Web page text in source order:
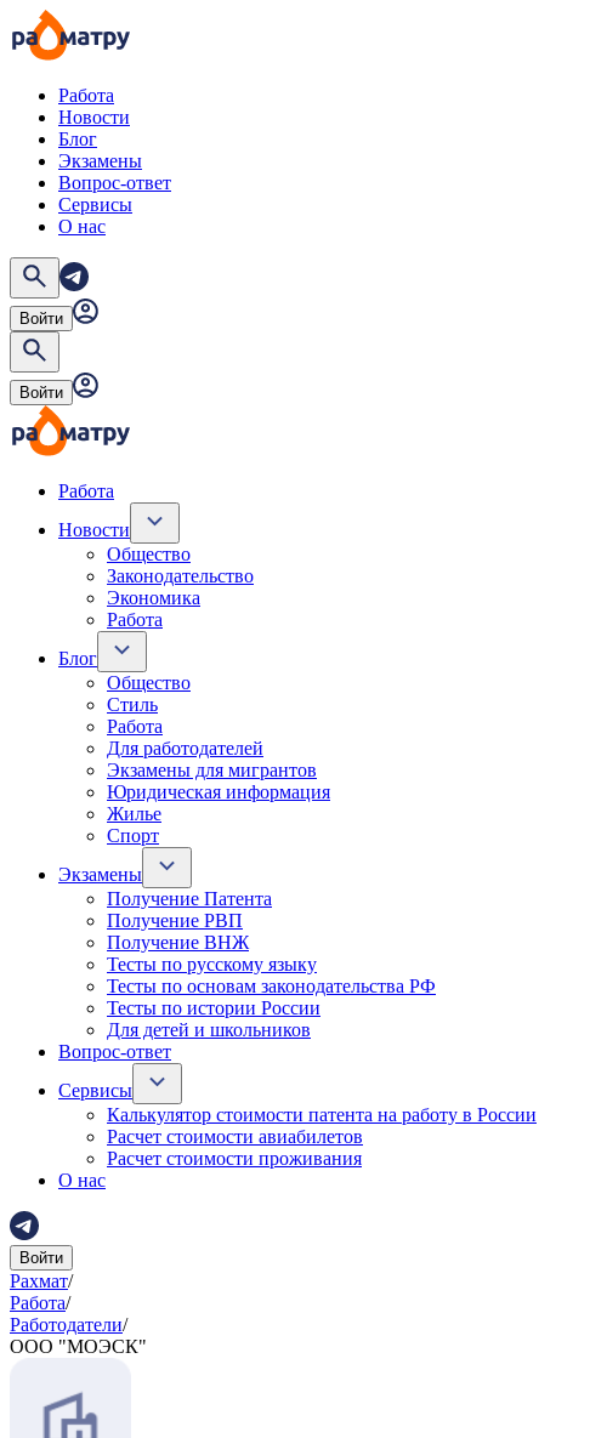
Работа
Новости
Блог
Экзамены
Вопрос-ответ
Сервисы
О нас
Войти
Войти
Работа
Новости
Общество
Законодательство
Экономика
Работа
Блог
Общество
Стиль
Работа
Для работодателей
Экзамены для мигрантов
Юридическая информация
Жилье
Спорт
Экзамены
Получение Патента
Получение РВП
Получение ВНЖ
Тесты по русскому языку
Тесты по основам законодательства РФ
Тесты по истории России
Для детей и школьников
Вопрос-ответ
Сервисы
Калькулятор стоимости патента на работу в России
Расчет стоимости авиабилетов
Расчет стоимости проживания
О нас
Войти
Рахмат/
Работа/
Работодатели/
ООО "МОЭСК"